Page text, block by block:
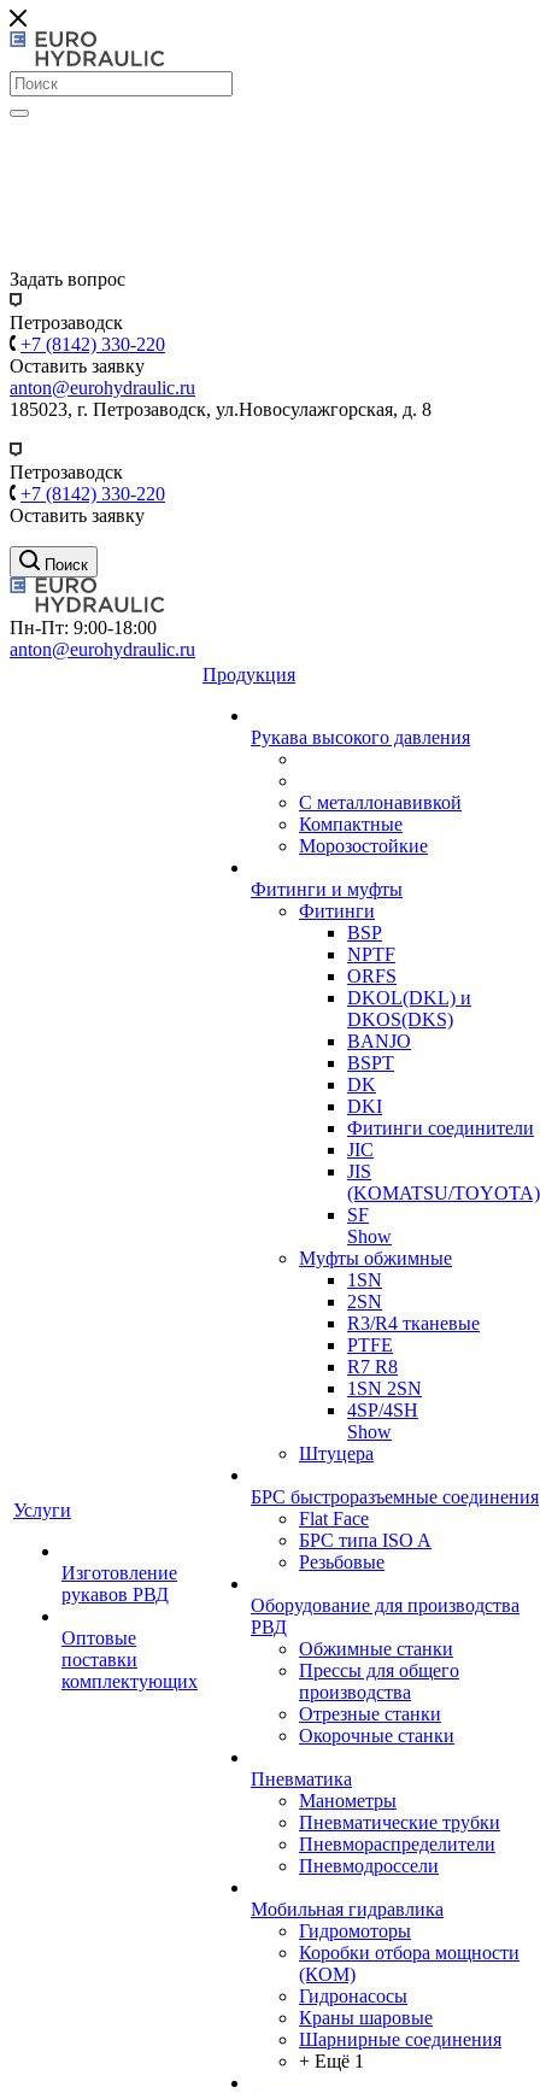
Задать вопрос
Петрозаводск
+7 (8142) 330-220
Оставить заявку
anton@eurohydraulic.ru
185023, г. Петрозаводск, ул.Новосулажгорская, д. 8
Петрозаводск
+7 (8142) 330-220
Оставить заявку
Поиск
Пн-Пт: 9:00-18:00
anton@eurohydraulic.ru
Услуги
Изготовление
рукавов РВД
Оптовые
поставки
комплектующих
Продукция
Рукава высокого давления
С металлонавивкой
Компактные
Морозостойкие
Фитинги и муфты
Фитинги
BSP
NPTF
ORFS
DKOL(DKL) и
DKOS(DKS)
BANJO
BSPT
DK
DKI
Фитинги соединители
JIC
JIS
(KOMATSU/TOYOTA)
SF
Show
Муфты обжимные
1SN
2SN
R3/R4 тканевые
PTFE
R7 R8
1SN 2SN
4SP/4SH
Show
Штуцера
БРС быстроразъемные соединения
Flat Face
БРС типа ISO A
Резьбовые
Оборудование для производства
РВД
Обжимные станки
Прессы для общего
производства
Отрезные станки
Окорочные станки
Пневматика
Манометры
Пневматические трубки
Пневмораспределители
Пневмодроссели
Мобильная гидравлика
Гидромоторы
Коробки отбора мощности
(КОМ)
Гидронасосы
Краны шаровые
Шарнирные соединения
+ Ещё 1